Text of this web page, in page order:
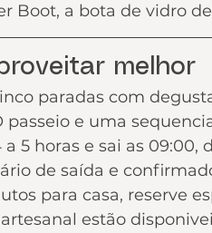
Boot, a bota de vidro
melhor
paradas com
passeio e uma
5 horas e sai as 09:00,
de saída e
para casa, reserve
estão